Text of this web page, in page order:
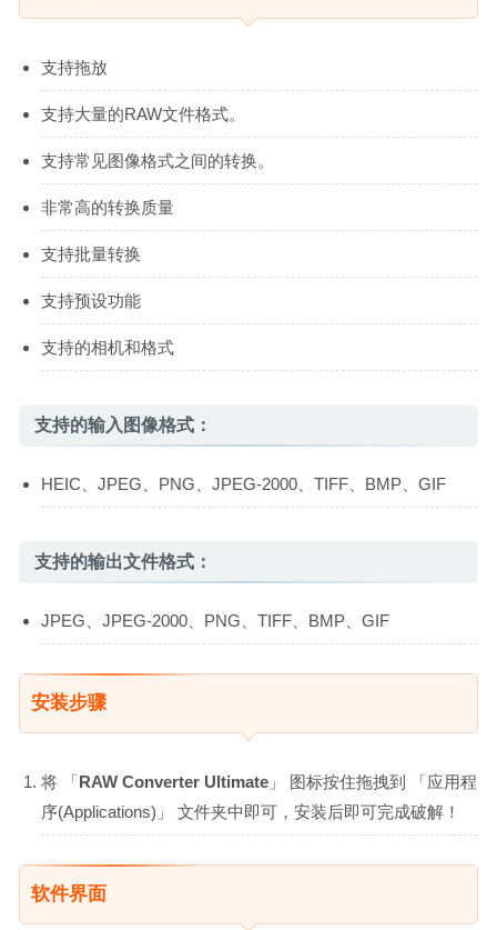
支持拖放
支持大量的RAW文件格式。
支持常见图像格式之间的转换。
非常高的转换质量
支持批量转换
支持预设功能
支持的相机和格式
支持的输入图像格式：
HEIC、JPEG、PNG、JPEG-2000、TIFF、BMP、GIF
支持的输出文件格式：
JPEG、JPEG-2000、PNG、TIFF、BMP、GIF
安装步骤
将 「RAW Converter Ultimate 」 图标按住拖拽到 「应用程
序(Applications)」 文件夹中即可，安装后即可完成破解！
软件界面